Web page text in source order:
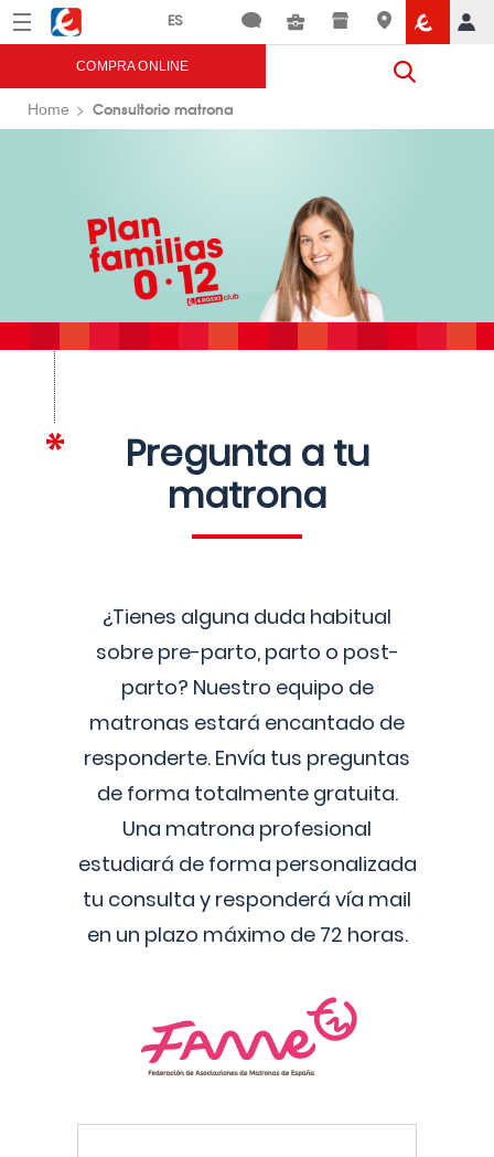
Menú Eroski
COMPRA ONLINE
Home Consultorio matrona
Pregunta a tu
matrona
¿Tienes alguna duda habitual
sobre pre-parto, parto o post-
parto? Nuestro equipo de
matronas estará encantado de
responderte. Envía tus preguntas
de forma totalmente gratuita.
Una matrona profesional
estudiará de forma personalizada
tu consulta y responderá vía mail
en un plazo máximo de 72 horas.